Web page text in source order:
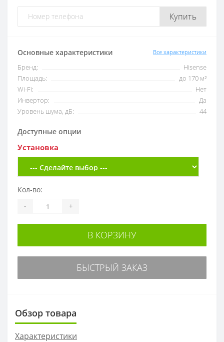
Купить
Основные характеристики Все характеристики
Бренд:
Hisense
Площадь:
до 170 м²
Wi-Fi:
Нет
Инвертор:
Да
Уровень шума, дБ:
44
Доступные опции
Установка
Кол-во:
- +
В КОРЗИНУ
БЫСТРЫЙ ЗАКАЗ
Обзор товара
Характеристики